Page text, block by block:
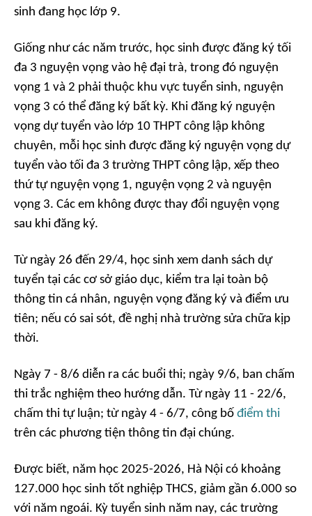
sinh đang học lớp 9.
Giống như các năm trước, học sinh được đăng ký tối
đa 3 nguyện vọng vào hệ đại trà, trong đó nguyện
vọng 1 và 2 phải thuộc khu vực tuyển sinh, nguyện
vọng 3 có thể đăng ký bất kỳ. Khi đăng ký nguyện
vọng dự tuyển vào lớp 10 THPT công lập không
chuyên, mỗi học sinh được đăng ký nguyện vọng dự
tuyển vào tối đa 3 trường THPT công lập, xếp theo
thứ tự nguyện vọng 1, nguyện vọng 2 và nguyện
vọng 3. Các em không được thay đổi nguyện vọng
sau khi đăng ký.
Từ ngày 26 đến 29/4, học sinh xem danh sách dự
tuyển tại các cơ sở giáo dục, kiểm tra lại toàn bộ
thông tin cá nhân, nguyện vọng đăng ký và điểm ưu
tiên; nếu có sai sót, đề nghị nhà trường sửa chữa kịp
thời.
Ngày 7 - 8/6 diễn ra các buổi thi; ngày 9/6, ban chấm
thi trắc nghiệm theo hướng dẫn. Từ ngày 11 - 22/6,
chấm thi tự luận; từ ngày 4 - 6/7, công bố điểm thi
trên các phương tiện thông tin đại chúng.
Được biết, năm học 2025-2026, Hà Nội có khoảng
127.000 học sinh tốt nghiệp THCS, giảm gần 6.000 so
với năm ngoái. Kỳ tuyển sinh năm nay, các trường